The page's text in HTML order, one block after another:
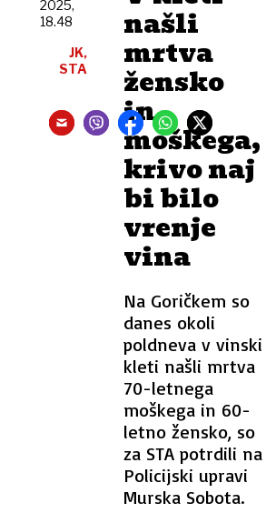
našli
mrtva
žensko
in
moškega,
krivo naj
bi bilo
vrenje
vina
Na Goričkem so
danes okoli
poldneva v vinski
kleti našli mrtva
70-letnega
moškega in 60-
letno žensko, so
za STA potrdili na
Policijski upravi
Murska Sobota.
2025,
18.48
JK,
STA